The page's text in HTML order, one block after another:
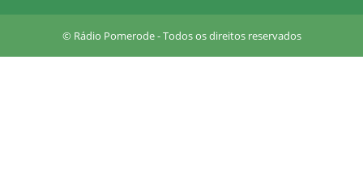
a
© Rádio Pomerode - Todos os direitos reservados